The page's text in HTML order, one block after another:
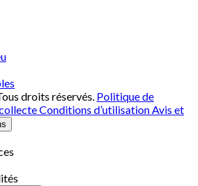
droits réservés. Politique de
Conditions d’utilisationAvis et